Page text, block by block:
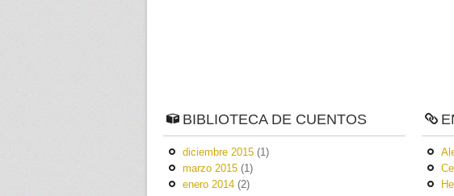
BIBLIOTECA DE CUENTOS
diciembre 2015 (1)
marzo 2015 (1)
enero 2014 (2)